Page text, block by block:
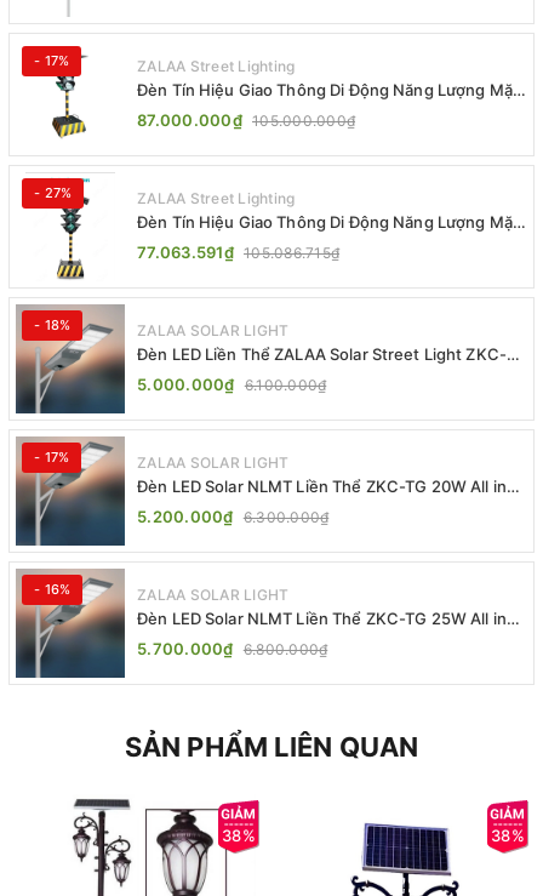
- 17% ZALAA Street Lighting
Đèn Tín Hiệu Giao Thông Di Động Năng Lượng Mặt
Trời ZALAA ZL-300A-D
87.000.000₫ 105.000.000₫
- 27% ZALAA Street Lighting
Đèn Tín Hiệu Giao Thông Di Động Năng Lượng Mặt
Trời ZALAA ZL-409300C
77.063.591₫ 105.086.715₫
- 18% ZALAA SOLAR LIGHT
Đèn LED Liền Thể ZALAA Solar Street Light ZKC-
TG 20W 25W 30W All In One
5.000.000₫ 6.100.000₫
- 17% ZALAA SOLAR LIGHT
Đèn LED Solar NLMT Liền Thể ZKC-TG 20W All in
One | ZALAA Street Light
5.200.000₫ 6.300.000₫
- 16% ZALAA SOLAR LIGHT
Đèn LED Solar NLMT Liền Thể ZKC-TG 25W All in
One | ZALAA Street Light
5.700.000₫ 6.800.000₫
SẢN PHẨM LIÊN QUAN
38% 38%